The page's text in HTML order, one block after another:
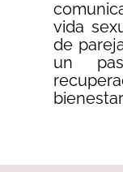
vida
de
un